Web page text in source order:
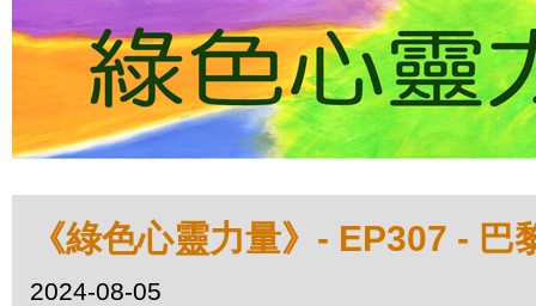
《綠色心靈力量》- EP307 -
2024-08-05